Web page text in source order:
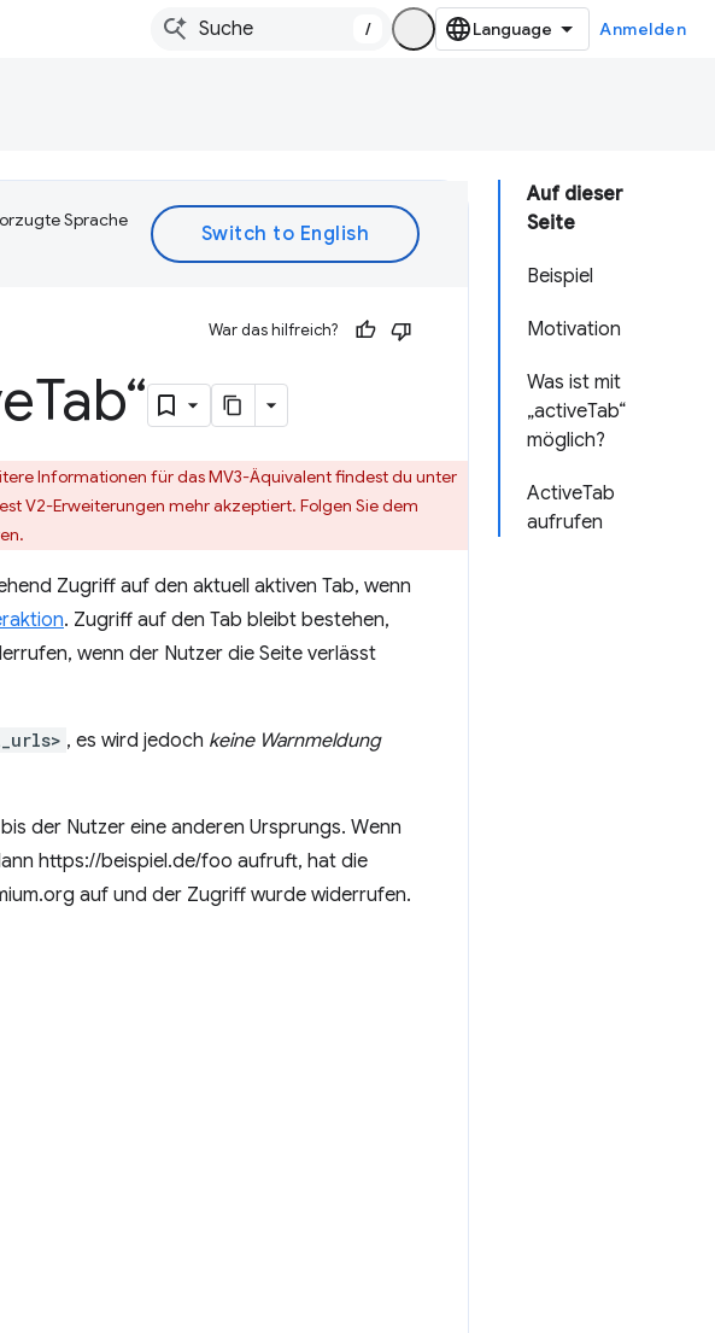
/ Anmelden
Auf dieser
Seite
Beispiel
Motivation
Was ist mit
„activeTab“
möglich?
ActiveTab
aufrufen
Sprache
War das hilfreich?
Tab“
Informationen für das MV3-Äquivalent findest du unter
V2-Erweiterungen mehr akzeptiert. Folgen Sie dem
Zugriff auf den aktuell aktiven Tab, wenn
. Zugriff auf den Tab bleibt bestehen,
wenn der Nutzer die Seite verlässt
, es wird jedoch keine Warnmeldung
der Nutzer eine anderen Ursprungs. Wenn
https://beispiel.de/foo aufruft, hat die
auf und der Zugriff wurde widerrufen.